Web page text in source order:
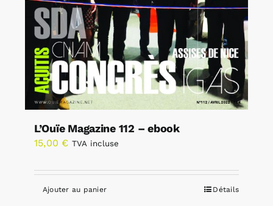
L’Ouïe Magazine 112 – ebook
15,00 € TVA incluse
Ajouter au panier Détails